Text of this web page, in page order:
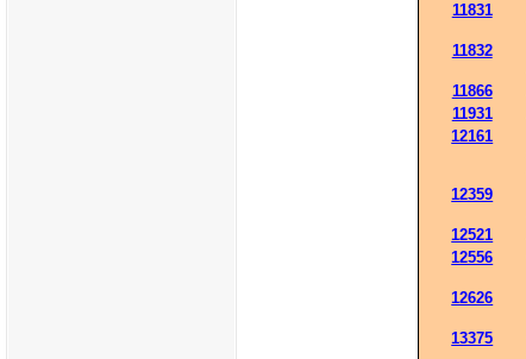
11831
11832
11866
11931
12161
12359
12521
12556
12626
13375